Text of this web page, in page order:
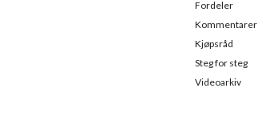
Fordeler
Kommentarer
Kjøpsråd
Steg for steg
Videoarkiv